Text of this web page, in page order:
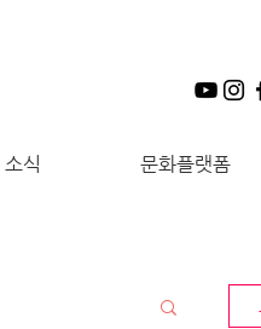
소식 문화플랫폼